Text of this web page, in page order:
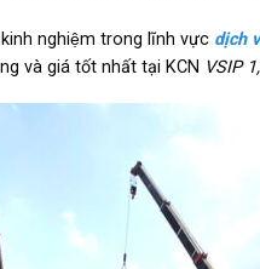
nghiệm trong lĩnh vực dịch
và giá tốt nhất tại KCN VSIP